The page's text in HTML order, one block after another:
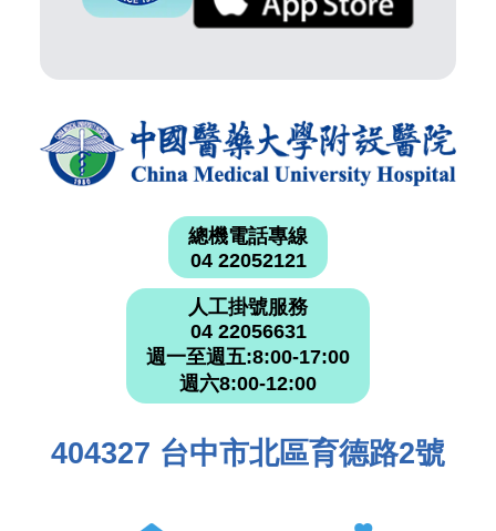
總機電話專線
04 22052121
人工掛號服務
04 22056631
週一至週五:8:00-17:00
週六8:00-12:00
404327 台中市北區育德路2號